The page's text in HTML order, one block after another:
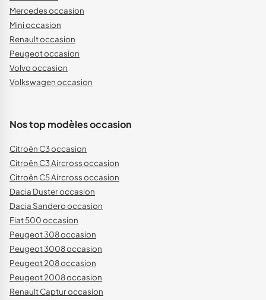
Mercedes occasion
Mini occasion
Renault occasion
Peugeot occasion
Volvo occasion
Volkswagen occasion
Nos top modèles occasion
Citroën C3 occasion
Citroën C3 Aircross occasion
Citroën C5 Aircross occasion
Dacia Duster occasion
Dacia Sandero occasion
Fiat 500 occasion
Peugeot 308 occasion
Peugeot 3008 occasion
Peugeot 208 occasion
Peugeot 2008 occasion
Renault Captur occasion